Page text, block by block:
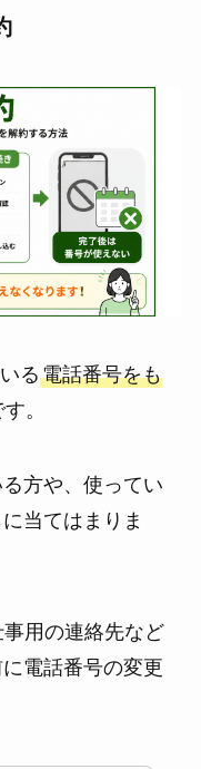
る電話番号をも
。
方や、使ってい
当てはまりま
用の連絡先など
電話番号の変更